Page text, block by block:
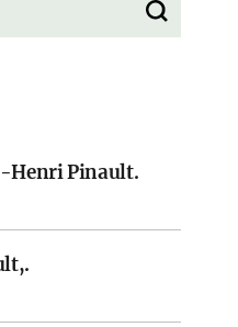
Henri Pinault.